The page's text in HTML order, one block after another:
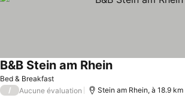
Bed & Breakfast
B&B Stein am Rhein
/ Aucune évaluation Stein am Rhein, à 18.9 km